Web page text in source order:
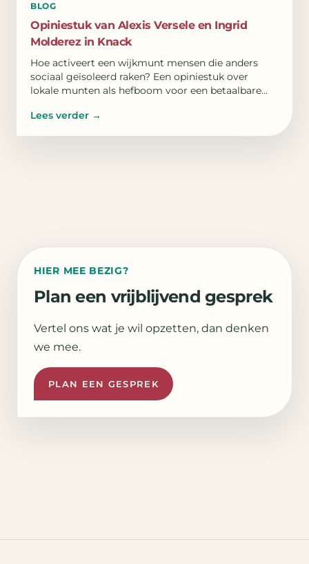
BLOG
Opiniestuk van Alexis Versele en Ingrid
Molderez in Knack
Hoe activeert een wijkmunt mensen die anders
sociaal geïsoleerd raken? Een opiniestuk over
lokale munten als hefboom voor een betaalbare
Lees verder →
HIER MEE BEZIG?
Plan een vrijblijvend gesprek
Vertel ons wat je wil opzetten, dan denken
we mee.
PLAN EEN GESPREK